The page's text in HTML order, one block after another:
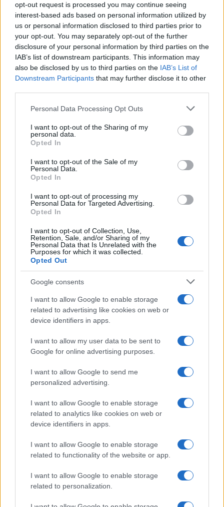
opt-out request is processed you may continue seeing
interest-based ads based on personal information utilized by
us or personal information disclosed to third parties prior to
your opt-out. You may separately opt-out of the further
disclosure of your personal information by third parties on the
IAB’s list of downstream participants. This information may
also be disclosed by us to third parties on the IAB’s List of
Downstream Participants that may further disclose it to other
Please note that this website/app uses one or more Google
not limited to your visit or usage behaviour. You may click to
grant or deny consent to Google and its third-party tags to
use your data for below specified purposes in below Google
consent section.
Personal Data Processing Opt Outs
I want to opt-out of the Sharing of my
personal data.
Opted In
I want to opt-out of the Sale of my
Personal Data.
Opted In
I want to opt-out of processing my
Personal Data for Targeted Advertising.
Opted In
I want to opt-out of Collection, Use,
Retention, Sale, and/or Sharing of my
Personal Data that Is Unrelated with the
Purposes for which it was collected.
Opted Out
Google consents
I want to allow Google to enable storage
related to advertising like cookies on web or
device identifiers in apps.
I want to allow my user data to be sent to
Google for online advertising purposes.
I want to allow Google to send me
personalized advertising.
I want to allow Google to enable storage
related to analytics like cookies on web or
device identifiers in apps.
I want to allow Google to enable storage
related to functionality of the website or app.
I want to allow Google to enable storage
related to personalization.
Continua a leggere
LIFESTYLE
Scopri Rocca San Giovanni, il borgo abruzzese tra
mare e storia
Cristian Castiglioni · 8 Ago 2026
LIFESTYLE
Zalando Visionary Award: INSTITUTION di Galib
Gassanoff vince a Copenhagen